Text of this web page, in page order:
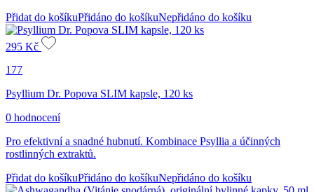
Přidat do košíkuPřidáno do košíkuNepřidáno do košíku
295 Kč
177
Psyllium Dr. Popova SLIM kapsle, 120 ks
0 hodnocení
Pro efektivní a snadné hubnutí. Kombinace Psyllia a účinných
rostlinných extraktů.
Přidat do košíkuPřidáno do košíkuNepřidáno do košíku